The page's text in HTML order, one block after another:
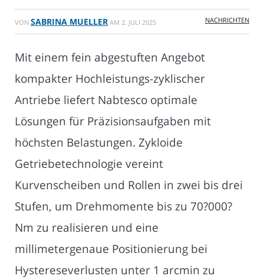
VON SABRINA MUELLER AM 2. JULI 2025 NACHRICHTEN
Mit einem fein abgestuften Angebot
kompakter Hochleistungs-zyklischer
Antriebe liefert Nabtesco optimale
Lösungen für Präzisionsaufgaben mit
höchsten Belastungen. Zykloide
Getriebetechnologie vereint
Kurvenscheiben und Rollen in zwei bis drei
Stufen, um Drehmomente bis zu 70?000?
Nm zu realisieren und eine
millimetergenaue Positionierung bei
Hystereseverlusten unter 1 arcmin zu